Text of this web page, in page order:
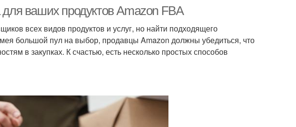
ваших продуктов Amazon FBA
всех видов продуктов и услуг, но найти подходящего
большой пул на выбор, продавцы Amazon должны убедиться, что
в закупках. К счастью, есть несколько простых способов